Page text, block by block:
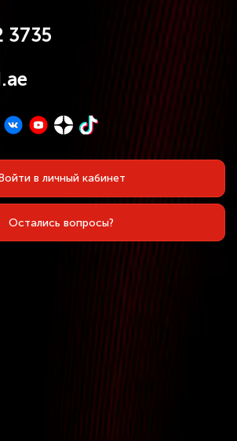
в личный кабинет
Остались вопросы?
3735